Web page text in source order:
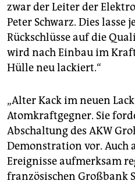
zwar der Leiter der
Peter Schwarz. Dies lasse
Rückschlüsse auf die
wird nach Einbau im
Hülle neu lackiert.“
„Alter Kack im neuen
Atomkraftgegner. Sie
Abschaltung des AKW
Demonstration vor. Auch
Ereignisse aufmerksam
französischen Großbank